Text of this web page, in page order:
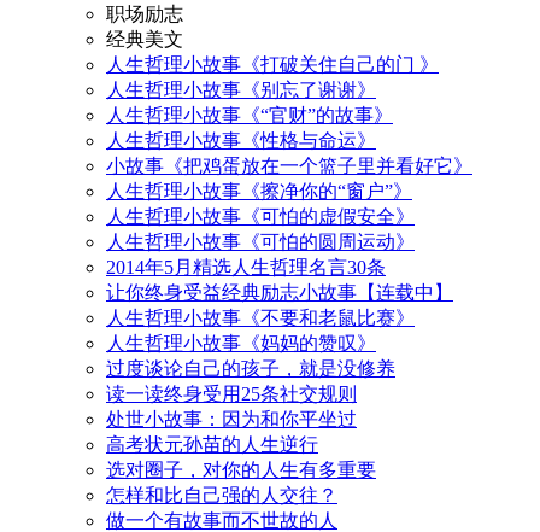
职场励志
经典美文
人生哲理小故事《打破关住自己的门 》
人生哲理小故事《别忘了谢谢》
人生哲理小故事《“官财”的故事》
人生哲理小故事《性格与命运》
小故事《把鸡蛋放在一个篮子里并看好它》
人生哲理小故事《擦净你的“窗户”》
人生哲理小故事《可怕的虚假安全》
人生哲理小故事《可怕的圆周运动》
2014年5月精选人生哲理名言30条
让你终身受益经典励志小故事【连载中】
人生哲理小故事《不要和老鼠比赛》
人生哲理小故事《妈妈的赞叹》
过度谈论自己的孩子，就是没修养
读一读终身受用25条社交规则
处世小故事：因为和你平坐过
高考状元孙苗的人生逆行
选对圈子，对你的人生有多重要
怎样和比自己强的人交往？
做一个有故事而不世故的人